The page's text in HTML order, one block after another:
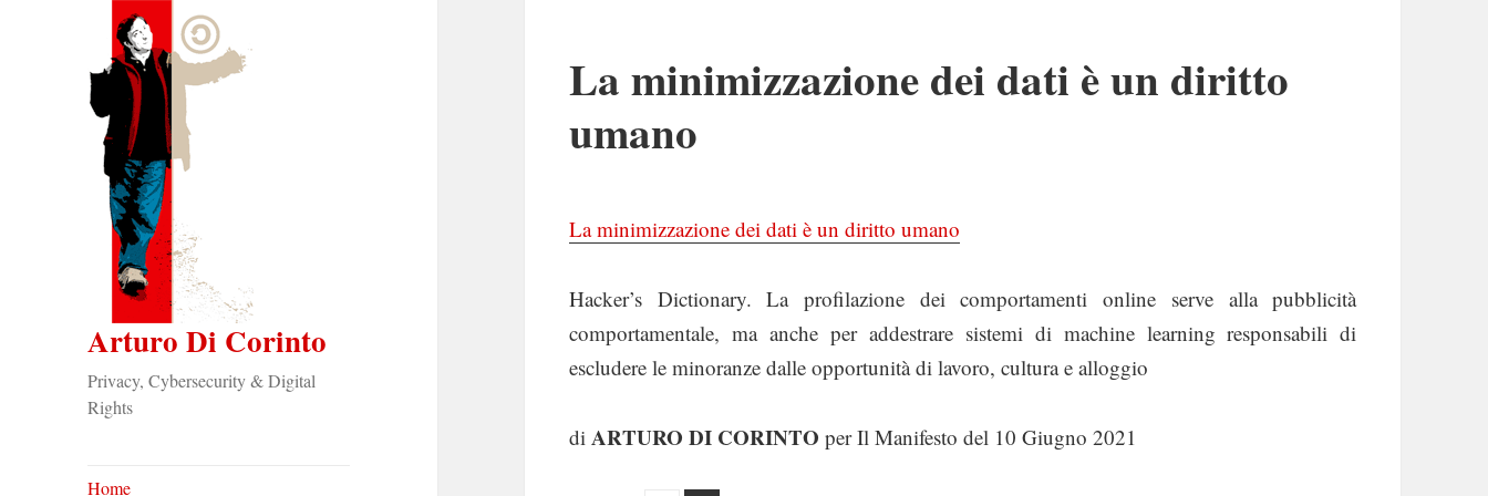
Arturo Di Corinto
Privacy, Cybersecurity & Digital
Rights
Home
La minimizzazione dei dati è un diritto
umano
La minimizzazione dei dati è un diritto umano
Hacker’s Dictionary. La profilazione dei comportamenti online serve alla pubblicità
comportamentale, ma anche per addestrare sistemi di machine learning responsabili di
escludere le minoranze dalle opportunità di lavoro, cultura e alloggio
di ARTURO DI CORINTO per Il Manifesto del 10 Giugno 2021